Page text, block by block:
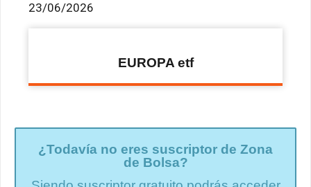
23/06/2026
EUROPA etf
¿Todavía no eres suscriptor de Zona
de Bolsa?